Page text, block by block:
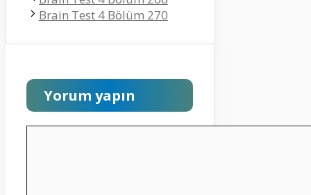
Brain Test 4 Bölüm 270
Yorum yapın